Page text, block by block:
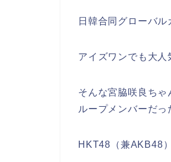
日韓合同グローバ
アイズワンでも大人
そんな宮脇咲良ち
ループメンバーだ
HKT48（兼AKB48